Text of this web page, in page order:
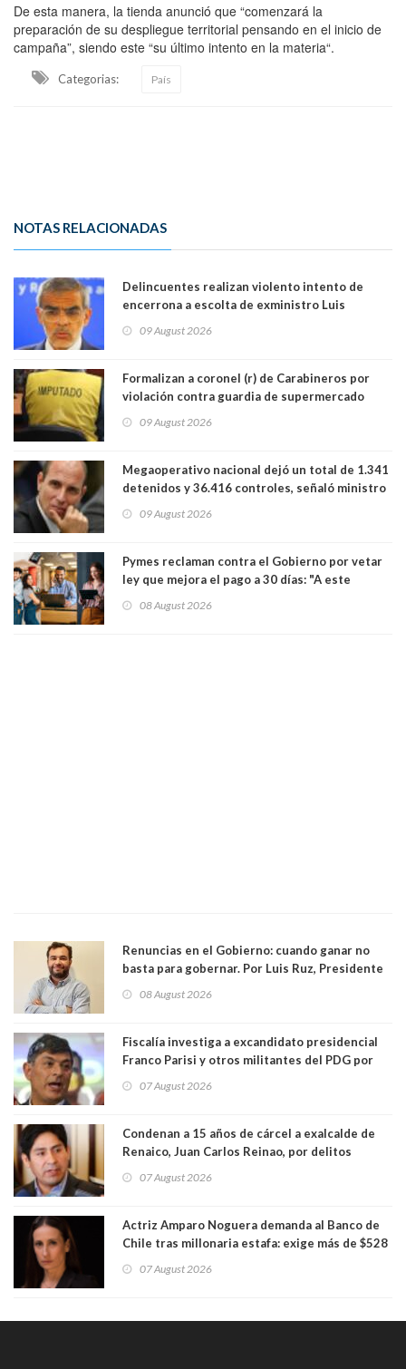
De esta manera, la tienda anunció que “comenzará la
preparación de su despliegue territorial pensando en el inicio de
campaña”, siendo este “su último intento en la materia“.
Categorias: País
NOTAS RELACIONADAS
Delincuentes realizan violento intento de
encerrona a escolta de exministro Luis
Lo Espejo
09 August 2026
Formalizan a coronel (r) de Carabineros por
violación contra guardia de supermercado
09 August 2026
Megaoperativo nacional dejó un total de 1.341
detenidos y 36.416 controles, señaló ministro
09 August 2026
Pymes reclaman contra el Gobierno por vetar
ley que mejora el pago a 30 días: "A este
medianas empresas"
08 August 2026
Renuncias en el Gobierno: cuando ganar no
basta para gobernar. Por Luis Ruz, Presidente
08 August 2026
Fiscalía investiga a excandidato presidencial
Franco Parisi y otros militantes del PDG por
07 August 2026
Condenan a 15 años de cárcel a exalcalde de
Renaico, Juan Carlos Reinao, por delitos
07 August 2026
Actriz Amparo Noguera demanda al Banco de
Chile tras millonaria estafa: exige más de $528
07 August 2026